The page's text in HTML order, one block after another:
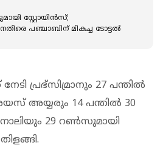
സ്റ്റോയിൻസ്;
പഞ്ചാബിന് മികച്ച ടോട്ടൽ
പ്രഭ്‌സിമ്രാനും 27 പന്തില്‍
അയ്യരും 14 പന്തിൽ 30
29 റൺസുമായി